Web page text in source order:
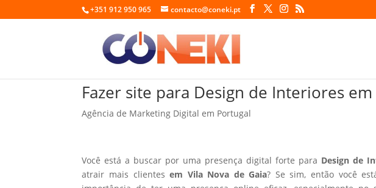
+351 912 950 965 contacto@coneki.pt
Fazer site para Design de Interiores
Agência de Marketing Digital em Portugal
Você está a buscar por uma presença digital forte para Design de
atrair mais clientesem Vila Nova de Gaia? Se sim, então você